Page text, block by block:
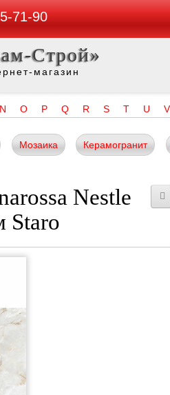
71-90
Строй»
магазин
N O P Q R S T U V
Мозаика Керамогранит
Nestle
Staro